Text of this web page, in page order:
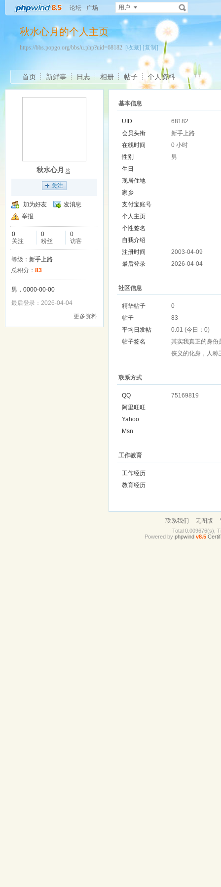
论坛 广场 用户
秋水心月的个人主页
https://bbs.popgo.org/bbs/u.php?uid=68182 [收藏] [复制]
首页 新鲜事 日志 相册 帖子 个人资料
秋水心月
关注
加为好友
发消息
举报
0
关注
0
粉丝
0
访客
等级： 新手上路
总积分： 83
男，0000-00-00
最后登录：2026-04-04
更多资料
基本信息
UID
68182
会员头衔
新手上路
在线时间
0 小时
性别
男
生日
现居住地
家乡
支付宝账号
个人主页
个性签名
自我介绍
注册时间
2003-04-09
最后登录
2026-04-04
社区信息
精华帖子
0
帖子
83
平均日发帖
0.01 (今日：0)
帖子签名
其实我真正的身份
侠义的化身，人
联系方式
QQ
75169819
阿里旺旺
Yahoo
Msn
工作教育
工作经历
教育经历
联系我们 无图版
Total 0.009676(s),
Powered by phpwind v8.5